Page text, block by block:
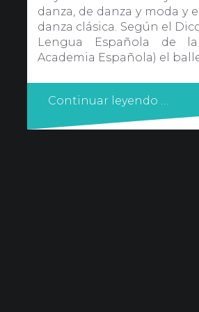
danza, de danza y moda y
danza clásica. Según el
Lengua Española de la
Academia Española) el
Continuar leyendo …